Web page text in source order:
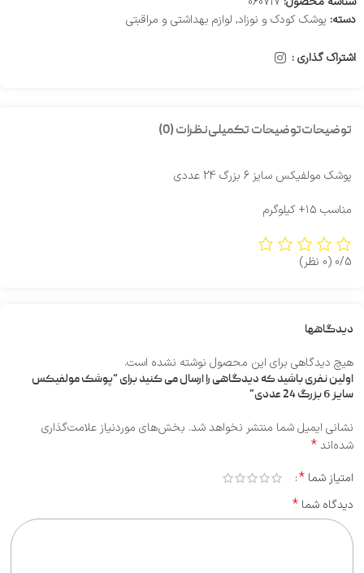
دسته: پوشک کودک و نوزاد, لوازم بهداشتی و مراقبتی
اشتراک گذاری :
توضیحاتتوضیحات تکمیلینظرات (0)
پوشک مولفیکس سایز 6 بزرگ 24 عددی
مناسب ۱۵+ کیلوگرم
0/5 (0 نظر)
دیدگاهها
هیچ دیدگاهی برای این محصول نوشته نشده است.
اولین نفری باشید که دیدگاهی را ارسال می کنید برای “پوشک مولفیکس
سایز 6 بزرگ 24 عددی”
نشانی ایمیل شما منتشر نخواهد شد. بخش‌های موردنیاز علامت‌گذاری
شده‌اند*
امتیاز شما *
دیدگاه شما *